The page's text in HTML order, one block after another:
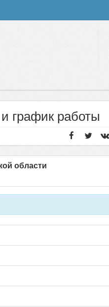
график работы
области